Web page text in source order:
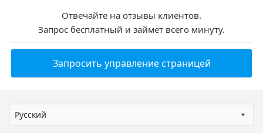
Отвечайте на отзывы клиентов.
Запрос бесплатный и займет всего минуту.
Запросить управление страницей
Русский